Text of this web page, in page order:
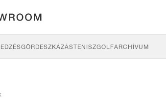
EDZÉSGÖRDESZKÁZÁSTENISZGOLFARCHÍVUM